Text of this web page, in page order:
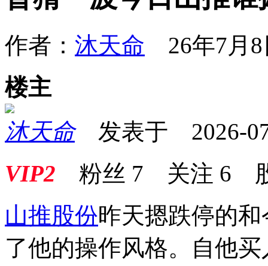
作者： 沐天命 26年7月
楼主
沐天命发表于 2026-
VIP2 粉丝 7 关注 6
山推股份昨天摁跌停的
了他的操作风格。自他